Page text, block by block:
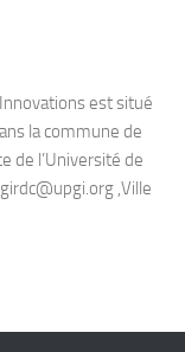
est situé
la commune de
de l’Université de
,Ville